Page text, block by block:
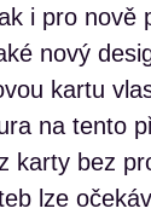
i pro nově
nový
kartu
na tento
karty bez
lze